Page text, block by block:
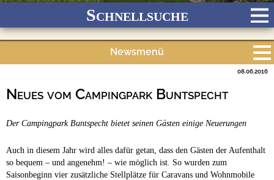
(c) Campingpark BuntspechtSchnellsuche
Ganzjährig geöffnet
Newsmenü
Campingplätze
Camping & Caravan
Touristik
Neues vom Campingpark Buntspecht
08.06.2016
Der Campingpark Buntspecht bietet seinen Gästen einige Neuerungen
Auch in diesem Jahr wird alles dafür getan, dass den Gästen der Aufenthalt
so bequem – und angenehm! – wie möglich ist. So wurden zum
Saisonbeginn vier zusätzliche Stellplätze für Caravans und Wohnmobile